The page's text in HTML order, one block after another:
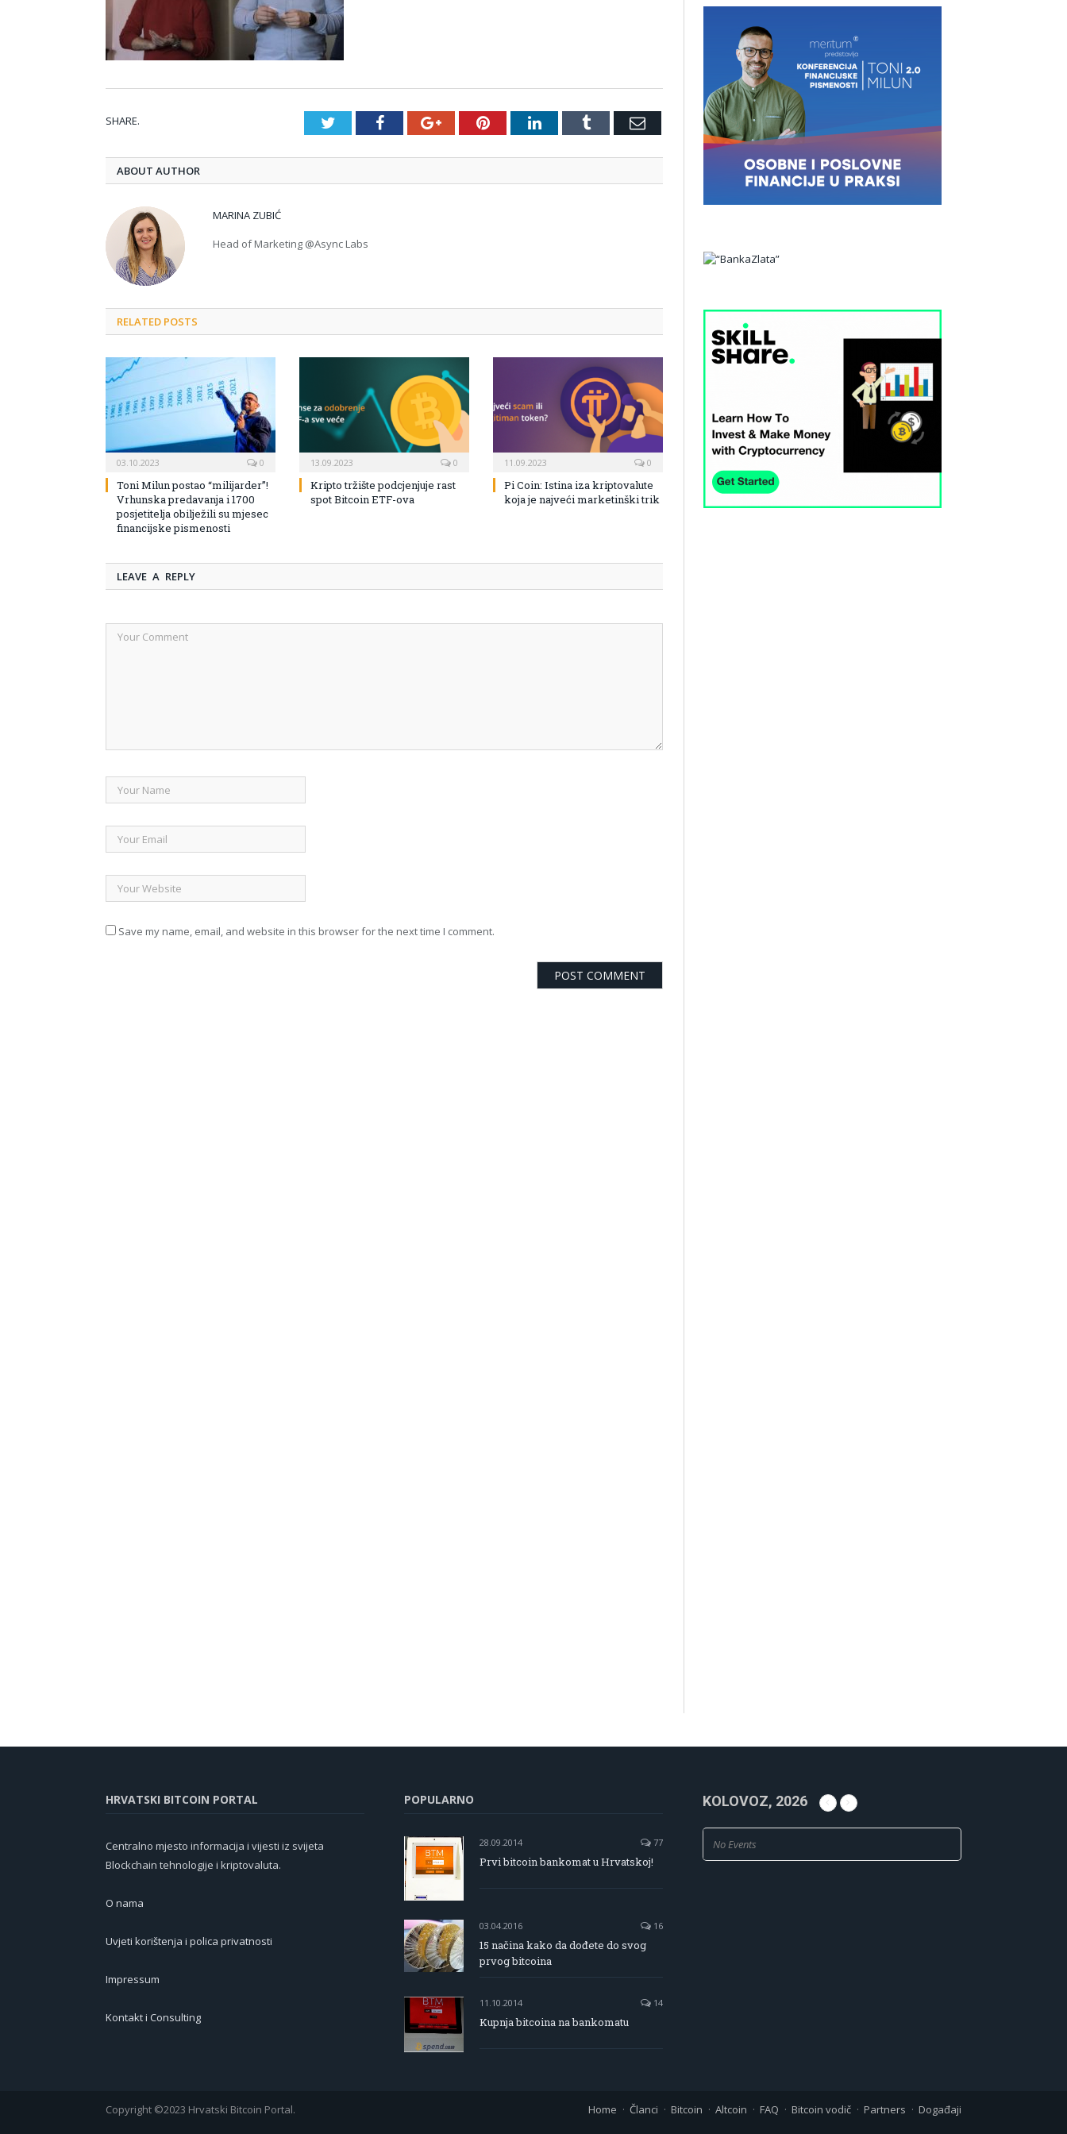
SHARE. TwitterFacebookGoogle+PinterestLinkedInTumblr Email
ABOUT AUTHOR
MARINA ZUBIĆ
Head of Marketing @Async Labs
RELATED POSTS
03.10.2023 0
Toni Milun postao “milijarder”!
Vrhunska predavanja i 1700
posjetitelja obilježili su mjesec
financijske pismenosti
13.09.2023 0
Kripto tržište podcjenjuje rast
spot Bitcoin ETF-ova
11.09.2023 0
Pi Coin: Istina iza kriptovalute
koja je najveći marketinški trik
LEAVE A REPLY
Save my name, email, and website in this browser for the next time I comment.
HRVATSKI BITCOIN PORTAL
Centralno mjesto informacija i vijesti iz svijeta
Blockchain tehnologije i kriptovaluta.
O nama
Uvjeti korištenja i polica privatnosti
Impressum
Kontakt i Consulting
POPULARNO
28.09.2014 77
Prvi bitcoin bankomat u Hrvatskoj!
03.04.2016 16
15 načina kako da dođete do svog
prvog bitcoina
11.10.2014 14
Kupnja bitcoina na bankomatu
KOLOVOZ, 2026
No Events
Home Članci Bitcoin Altcoin FAQ Bitcoin vodič Partners Događaji
Copyright ©2023 Hrvatski Bitcoin Portal.